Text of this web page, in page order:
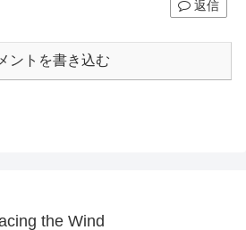
返信
ントを書き込む
the Wind